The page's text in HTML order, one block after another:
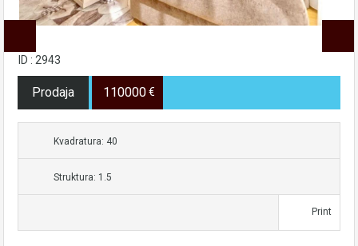
ID : 2943
Prodaja 110000€
Kvadratura: 40
Struktura: 1.5
Print